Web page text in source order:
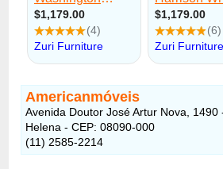
Americanmóveis
Avenida Doutor José Artur Nova, 1490
Helena - CEP: 08090-000
(11) 2585-2214